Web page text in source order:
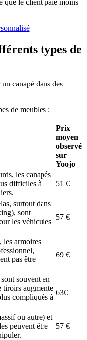
que le client paie moins
types de
de meubles :
Prix
moyen
observé
sur
Yoojo
les canapés
difficiles à
51 €
surtout dans
sont
les véhicules
57 €
les armoires
pas être
69 €
souvent en
tiroirs augmente
compliqués à
63€
ou autre) et
peuvent être
57 €